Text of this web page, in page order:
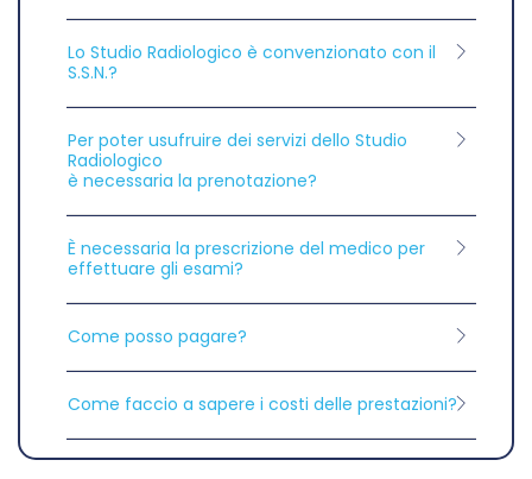
Lo Studio Radiologico è convenzionato con il
S.S.N.?
Per poter usufruire dei servizi dello Studio
Radiologico
è necessaria la prenotazione?
È necessaria la prescrizione del medico per
effettuare gli esami?
Come posso pagare?
Come faccio a sapere i costi delle prestazioni?